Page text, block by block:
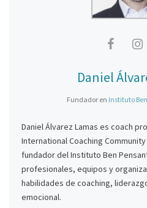
Daniel
Fundadoren Instituto
Daniel Álvarez Lamas es coach
International Coaching
fundador del Instituto Ben
profesionales, equipos y
habilidades de coaching,
emocional.